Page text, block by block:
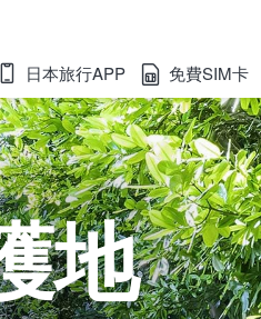
日本旅行APP 免費SIM卡
地